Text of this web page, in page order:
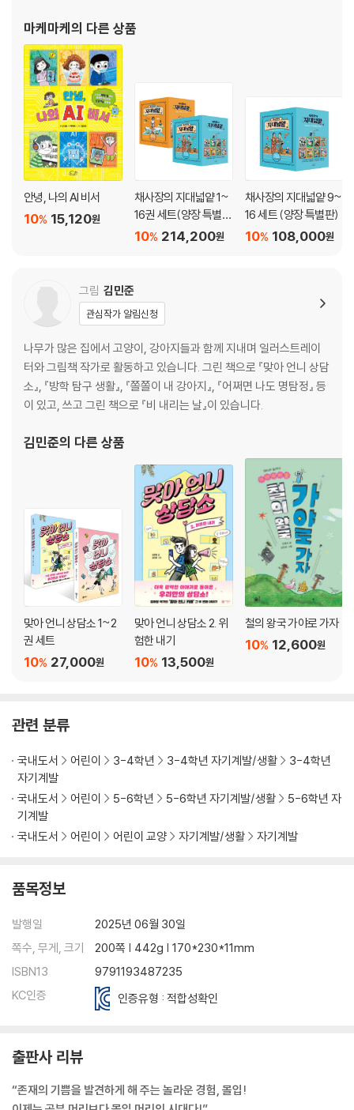
편안한 상태에서 몰입이 시작된다
- 약한 몰입을 시작해 볼까요?
- 약한 몰입을 위한 조언
- 수학 문제가 도움이 되는 이유
의도적으로 몰입하라
- 조금씩 몰입 시간을 늘려 보세요
- 몰입의 원칙
- 왜 오래 생각해야 할까요?
강한 몰입에 도전한다
건강한 몰입을 위해 주의할 것들
- 뷰티풀 마인드
- 건강한 몰입을 위한 운동
- 수면 부족은 왜 정신 질환을 일으킬까요?
- 실전! 몰입 6단계
04. 행복한 삶으로 이끄는 비밀
- 성공할 수밖에 없는 도전
- ‘가상의 도전’을 위한 수학 문제 풀이
행복한 삶을 위한 몰입
- 행복이란 무엇일까요?
- 사고력과 창의력을 가진 열정적인 인재
- 몰입이 궁금할 때 빅티처에게 물어봐
마케마케 의 다른 상품
안녕, 나의 AI 비서
15,120원
10%
채사장의 지대넓얕 1~
16권 세트(양장 특별
판)
214,200원
10%
채사장의 지대넓얕 9~
16 세트 (양장 특별판)
108,000원
10%
그림 김민준
관심작가 알림신청
나무가 많은 집에서 고양이, 강아지들과 함께 지내며 일러스트레이
터와 그림책 작가로 활동하고 있습니다. 그린 책으로 『맞아 언니 상담
소』, 『방학 탐구 생활』, 『쫄쫄이 내 강아지』, 『어쩌면 나도 명탐정』 등
이 있고, 쓰고 그린 책으로 『비 내리는 날』이 있습니다.
김민준의 다른 상품
맞아 언니 상담소 1~2
권 세트
27,000원
10%
맞아 언니 상담소 2. 위
험한 내기
13,500원
10%
철의 왕국 가야로 가자
12,600원
10%
관련 분류
국내도서 어린이 3-4학년 3-4학년 자기계발/생활
3-4학년
자기계발
국내도서
어린이 5-6학년 5-6학년 자기계발/생활
5-6학년 자
기계발
국내도서
어린이 어린이 교양 자기계발/생활 자기계발
품목정보
발행일
2025년 06월 30일
쪽수, 무게, 크기
200쪽 | 442g | 170*230*11mm
ISBN13
9791193487235
KC인증
인증유형 : 적합성확인
출판사 리뷰
“존재의 기쁨을 발견하게 해 주는 놀라운 경험, 몰입!